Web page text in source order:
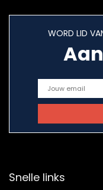
WORD LID
Snelle links